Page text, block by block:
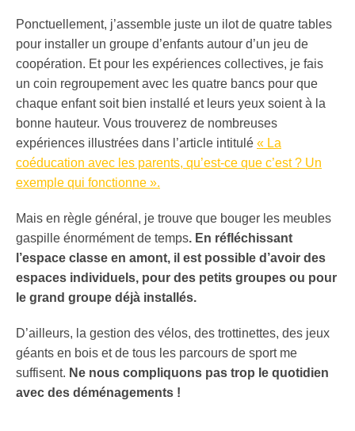
Ponctuellement, j’assemble juste un ilot de quatre tables
pour installer un groupe d’enfants autour d’un jeu de
coopération. Et pour les expériences collectives, je fais
un coin regroupement avec les quatre bancs pour que
chaque enfant soit bien installé et leurs yeux soient à la
bonne hauteur. Vous trouverez de nombreuses
expériences illustrées dans l’article intitulé « La
coéducation avec les parents, qu’est-ce que c’est ? Un
exemple qui fonctionne ».
Mais en règle général, je trouve que bouger les meubles
gaspille énormément de temps. En réfléchissant
l’espace classe en amont, il est possible d’avoir des
espaces individuels, pour des petits groupes ou pour
le grand groupe déjà installés.
D’ailleurs, la gestion des vélos, des trottinettes, des jeux
géants en bois et de tous les parcours de sport me
suffisent. Ne nous compliquons pas trop le quotidien
avec des déménagements !